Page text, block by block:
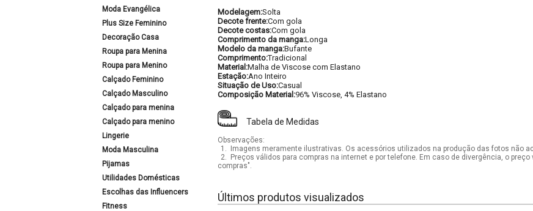
Moda Evangélica
Plus Size Feminino
Decoração Casa
Roupa para Menina
Roupa para Menino
Calçado Feminino
Calçado Masculino
Calçado para menina
Calçado para menino
Lingerie
Moda Masculina
Pijamas
Utilidades Domésticas
Escolhas das Influencers
Fitness
Modelagem:Solta
Decote frente:Com gola
Decote costas:Com gola
Comprimento da manga:Longa
Modelo da manga:Bufante
Comprimento:Tradicional
Material:Malha de Viscose com Elastano
Estação:Ano Inteiro
Situação de Uso:Casual
Composição Material:96% Viscose, 4% Elastano
Tabela de Medidas
Observações:
1.
Imagens meramente ilustrativas. Os acessórios utilizados na produção das fotos não
2.
Preços válidos para compras na internet e por telefone. Em caso de divergência, o
compras".
Últimos produtos visualizados